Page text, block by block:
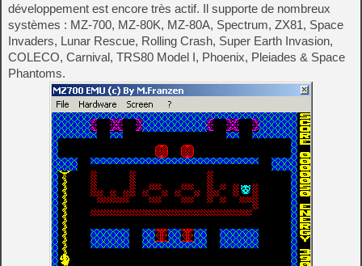
développement est encore très actif. Il supporte de nombreux
systèmes : MZ-700, MZ-80K, MZ-80A, Spectrum, ZX81, Space
Invaders, Lunar Rescue, Rolling Crash, Super Earth Invasion,
COLECO, Carnival, TRS80 Model I, Phoenix, Pleiades & Space
Phantoms.